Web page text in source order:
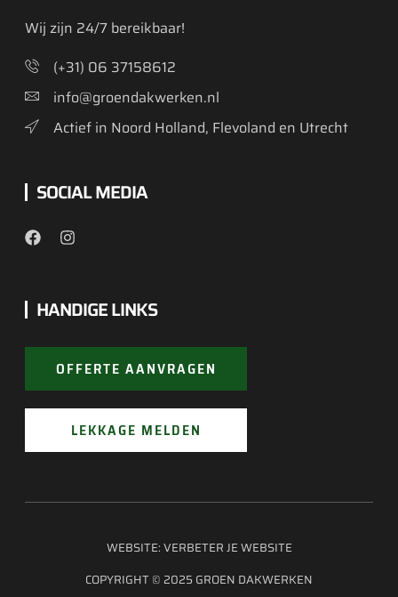
Wij zijn 24/7 bereikbaar!
(+31) 06 37158612
info@groendakwerken.nl
Actief in Noord Holland, Flevoland en Utrecht
SOCIAL MEDIA
HANDIGE LINKS
OFFERTE AANVRAGEN
LEKKAGE MELDEN
COPYRIGHT © 2025 GROEN DAKWERKEN
WEBSITE:VERBETER JE WEBSITE